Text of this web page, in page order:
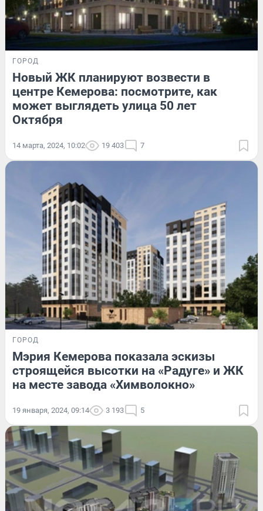
ГОРОД
Новый ЖК планируют возвести в
центре Кемерова: посмотрите, как
может выглядеть улица 50 лет
Октября
14 марта, 2024, 10:02 19 403 7
ГОРОД
Мэрия Кемерова показала эскизы
строящейся высотки на «Радуге» и ЖК
на месте завода «Химволокно»
19 января, 2024, 09:14 3 193 5